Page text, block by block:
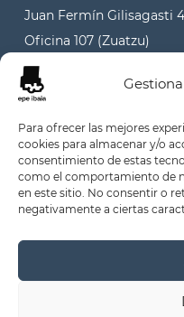
Para ofrecer las mejores
cookies para almacenar y/o
consentimiento de estas
como el comportamiento de
en este sitio. No consentir o
negativamente a ciertas
Juan Fermín Gilisagasti
Oficina 107 (Zuatzu)
20018 Donostia - San
info@epe-ibaia.eus
+34 943 32 71 83
Política de